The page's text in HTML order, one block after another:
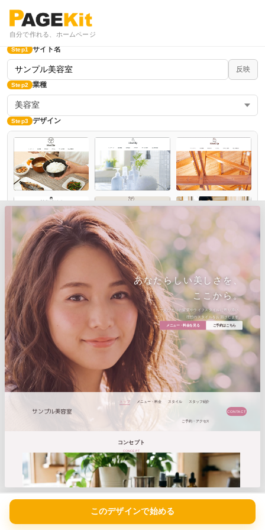
自分で作れる、ホームページ
Step1 サイト名
反映
Step2 業種
美容室
Step3 デザイン
すべてのデザインを見る
カラー選択
カラーリセット
このデザインで始める